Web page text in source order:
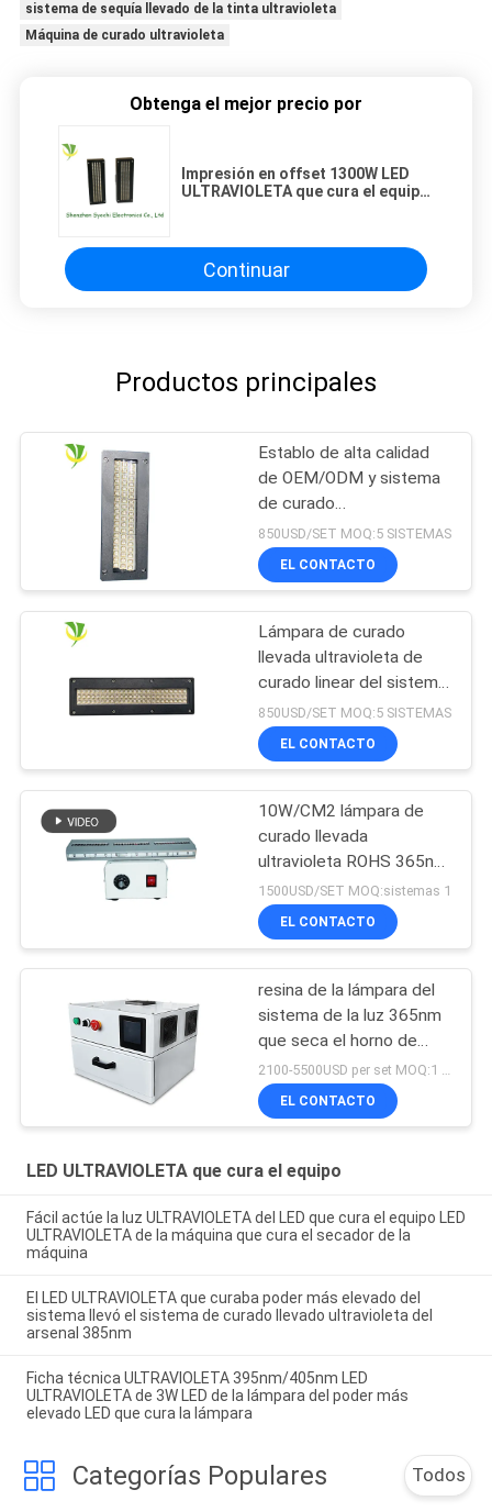
sistema de sequía llevado de la tinta ultravioleta
Máquina de curado ultravioleta
Obtenga el mejor precio por
Impresión en offset 1300W LED
ULTRAVIOLETA que cura el equipo
Continuar
Productos principales
Establo de alta calidad
de OEM/ODM y sistema
de curado
ULTRAVIOLETA
refrigerado por agua
seguro de la
LED para la máquina de
impresión en offset
850USD/SET MOQ:5 SISTEMAS
EL CONTACTO
Lámpara de curado
llevada ultravioleta de
curado linear del sistema
365nm 395nm 405nm de
Shenzhen 1200w
850USD/SET MOQ:5 SISTEMAS
EL CONTACTO
10W/CM2 lámpara de
curado llevada
ultravioleta ROHS 365nm
para la capa de la resina
1500USD/SET MOQ:sistemas 1
EL CONTACTO
resina de la lámpara del
sistema de la luz 365nm
que seca el horno de
curado llevado
ultravioleta de la caja
405nm
2100-5500USD per set MOQ:1 sistema
EL CONTACTO
LED ULTRAVIOLETA que cura el equipo
Fácil actúe la luz ULTRAVIOLETA del LED que cura el equipo LED
ULTRAVIOLETA de la máquina que cura el secador de la
máquina
El LED ULTRAVIOLETA que curaba poder más elevado del
sistema llevó el sistema de curado llevado ultravioleta del
arsenal 385nm
Ficha técnica ULTRAVIOLETA 395nm/405nm LED
ULTRAVIOLETA de 3W LED de la lámpara del poder más
elevado LED que cura la lámpara
Categorías Populares Todos